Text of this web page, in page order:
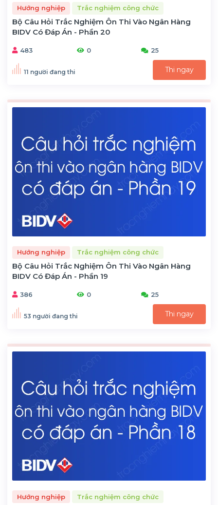
Hướng nghiệp Trắc nghiệm công chức
Bộ Câu Hỏi Trắc Nghiệm Ôn Thi Vào Ngân Hàng
BIDV Có Đáp Án - Phần 20
483 0 25
11 người đang thi Thi ngay
Hướng nghiệp Trắc nghiệm công chức
Bộ Câu Hỏi Trắc Nghiệm Ôn Thi Vào Ngân Hàng
BIDV Có Đáp Án - Phần 19
386 0 25
53 người đang thi Thi ngay
Hướng nghiệp Trắc nghiệm công chức